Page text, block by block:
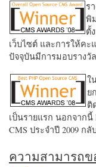
ร
พิ
ตั้
เว็บไซต์ และการให้ค
ปัจจุบันมีการมอบรางวั
ใ
ย
ติ
เป็นรายแรก นอกจากนี้
CMS ประจำปี 2009 ก
ความสามารถข